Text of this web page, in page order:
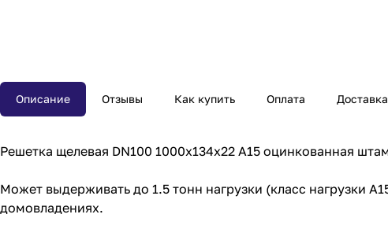
Описание Отзывы Как купить Оплата Доставка
Решетка щелевая DN100 1000x134x22 A15 оцинкованная
Может выдерживать до 1.5 тонн нагрузки (класс нагрузки
домовладениях.